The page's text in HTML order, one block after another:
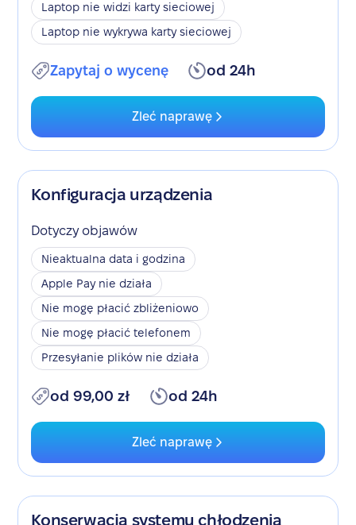
Laptop nie widzi karty sieciowej
Laptop nie wykrywa karty sieciowej
Zapytaj o wycenę od 24h
Zleć naprawę
Konfiguracja urządzenia
Dotyczy objawów
Nieaktualna data i godzina
Apple Pay nie działa
Nie mogę płacić zbliżeniowo
Nie mogę płacić telefonem
Przesyłanie plików nie działa
od 99,00 zł od 24h
Zleć naprawę
Konserwacja systemu chłodzenia